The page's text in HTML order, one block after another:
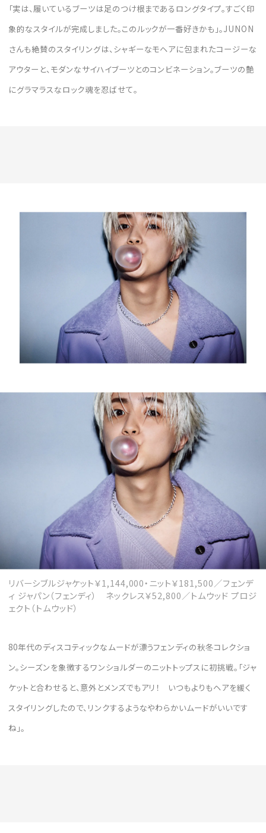
「実は、履いているブーツは足のつけ根まであるロングタイプ。すごく印
象的なスタイルが完成しました。このルックが一番好きかも」。JUNON
さんも絶賛のスタイリングは、シャギーなモヘアに包まれたコージーな
アウターと、モダンなサイハイブーツとのコンビネーション。ブーツの艶
にグラマラスなロック魂を忍ばせて。
リバーシブルジャケット￥1,144,000・ニット￥181,500／フェンデ
ィ ジャパン（フェンディ） ネックレス￥52,800／トムウッド プロジ
ェクト（トムウッド）
80年代のディスコティックなムードが漂うフェンディの秋冬コレクショ
ン。シーズンを象徴するワンショルダーのニットトップスに初挑戦。「ジャ
ケットと合わせると、意外とメンズでもアリ！ いつもよりもヘアを緩く
スタイリングしたので、リンクするようなやわらかいムードがいいです
ね」。